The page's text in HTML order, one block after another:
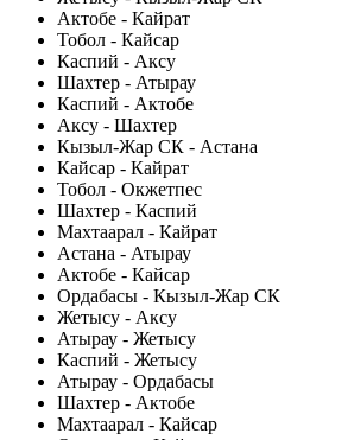
Актобе - Кайрат
Тобол - Кайсар
Каспий - Аксу
Шахтер - Атырау
Каспий - Актобе
Аксу - Шахтер
Кызыл-Жар СК - Астана
Кайсар - Кайрат
Тобол - Окжетпес
Шахтер - Каспий
Махтаарал - Кайрат
Астана - Атырау
Актобе - Кайсар
Ордабасы - Кызыл-Жар СК
Жетысу - Аксу
Атырау - Жетысу
Каспий - Жетысу
Атырау - Ордабасы
Шахтер - Актобе
Махтаарал - Кайсар